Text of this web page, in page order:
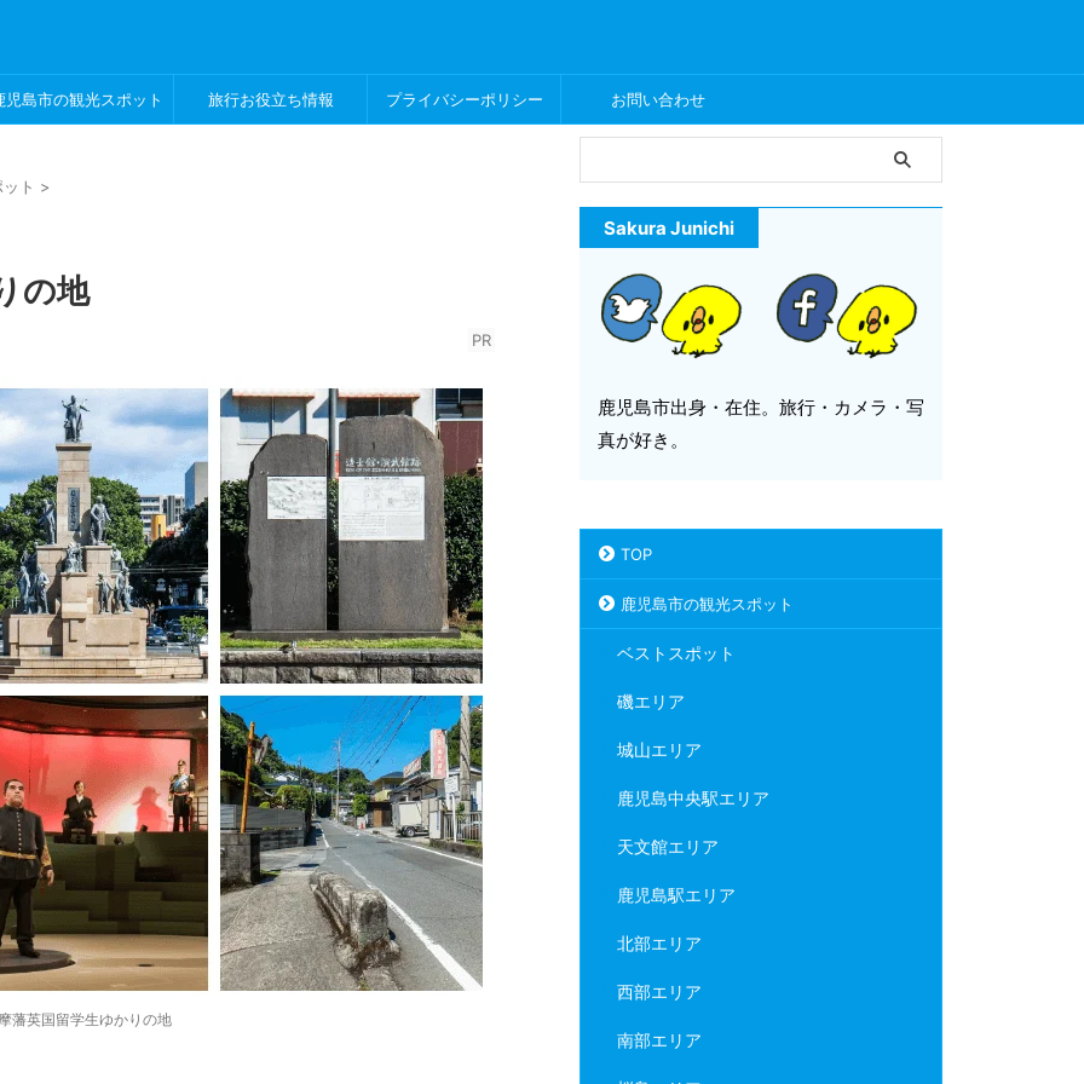
児島市の観光スポット 旅行お役立ち情報 プライバシーポリシー お問い合わせ
ト >
の地
PR
藩英国留学生ゆかりの地
Sakura Junichi
鹿児島市出身・在住。旅行・カメラ・写
真が好き。
TOP
鹿児島市の観光スポット
ベストスポット
磯エリア
城山エリア
鹿児島中央駅エリア
天文館エリア
鹿児島駅エリア
北部エリア
西部エリア
南部エリア